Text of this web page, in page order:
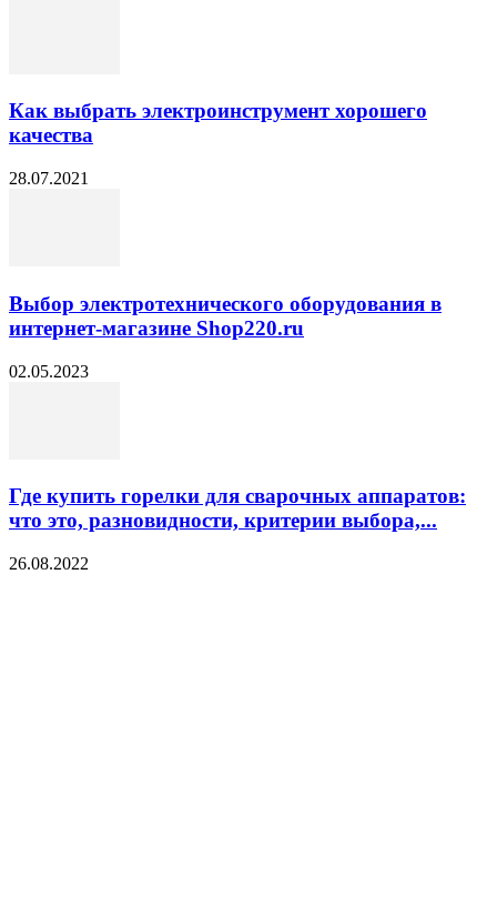
Как выбрать электроинструмент хорошего
качества
28.07.2021
Выбор электротехнического оборудования в
интернет-магазине Shop220.ru
02.05.2023
Где купить горелки для сварочных аппаратов:
что это, разновидности, критерии выбора,...
26.08.2022